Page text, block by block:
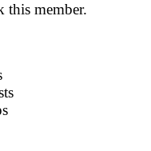
this member.